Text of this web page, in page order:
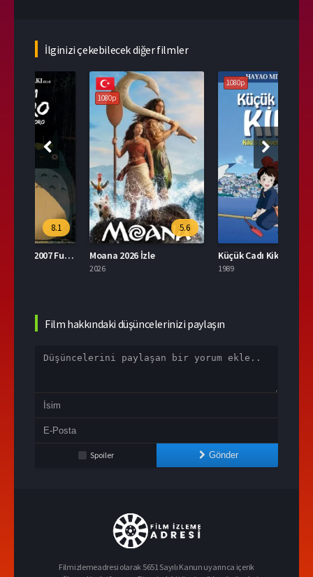
İlginizi çekebilecek diğer filmler
5.6
Moana 2026 İzle
1080p
7.8
Küçük Cadı Kiki Türkçe Dublaj İzle
Film hakkındaki düşüncelerinizi paylaşın
Spoiler Gönder
Filmizlemeadresi olarak 5651 Sayılı Kanun uyarınca içerik